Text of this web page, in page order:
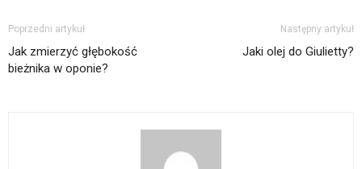
Poprzedni artykuł
Jak zmierzyć głębokość
bieżnika w oponie?
Następny artykuł
Jaki olej do Giulietty?